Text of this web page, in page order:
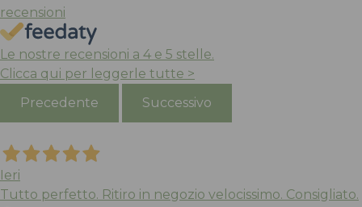
recensioni
Le nostre recensioni a 4 e 5 stelle.
Clicca qui per leggerle tutte >
Precedente
Successivo
Ieri
Tutto perfetto. Ritiro in negozio velocissimo. Consigliato.